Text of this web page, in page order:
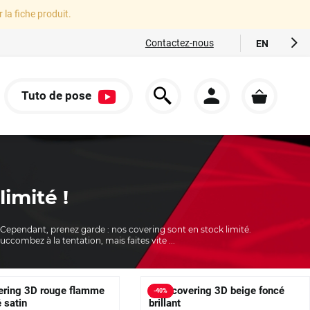
la fiche produit.
Contactez-nous EN
DE
Tuto de pose
!
prenez garde : nos covering sont en stock limité.
à la tentation, mais faites vite ...
3D rouge flamme
satin
-40%
Film covering 3D beige foncé
brillant